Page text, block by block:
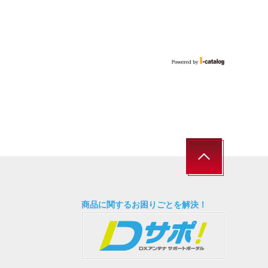
商品に関するお困りごとを解決！